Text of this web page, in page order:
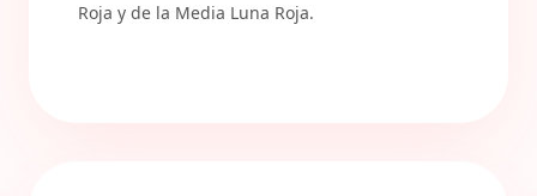
Roja y de la Media Luna Roja.